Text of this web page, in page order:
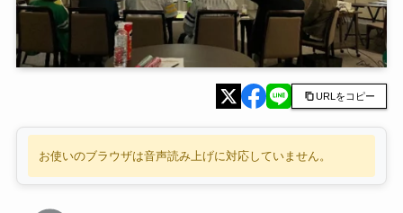
URLをコピー
お使いのブラウザは音声読み上げに対応していません。